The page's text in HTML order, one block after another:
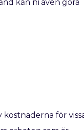
kan ni även göra
för